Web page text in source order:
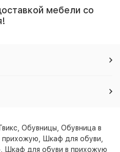
мебели со
Обувницы Обувница в
прихожую Шкаф для обуви
Шкаф для обуви в прихожую